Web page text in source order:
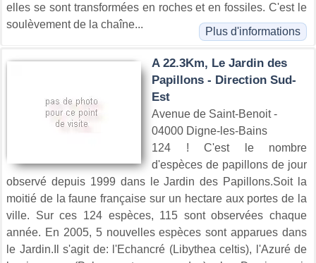
elles se sont transformées en roches et en fossiles. C'est le
soulèvement de la chaîne...
Plus d'informations
A 22.3Km, Le Jardin des
Papillons - Direction Sud-
Est
Avenue de Saint-Benoit -
04000 Digne-les-Bains
124 ! C'est le nombre
d'espèces de papillons de jour
observé depuis 1999 dans le Jardin des Papillons.Soit la
moitié de la faune française sur un hectare aux portes de la
ville. Sur ces 124 espèces, 115 sont observées chaque
année. En 2005, 5 nouvelles espèces sont apparues dans
le Jardin.Il s'agit de: l'Echancré (Libythea celtis), l'Azuré de